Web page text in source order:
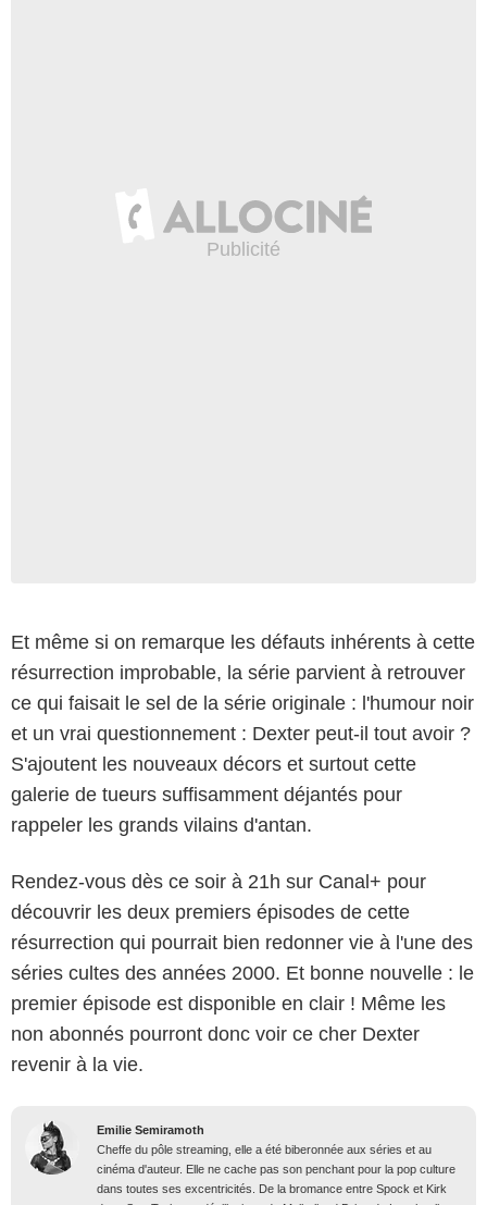
Et même si on remarque les défauts inhérents à cette
résurrection improbable, la série parvient à retrouver
ce qui faisait le sel de la série originale : l'humour noir
et un vrai questionnement : Dexter peut-il tout avoir ?
S'ajoutent les nouveaux décors et surtout cette
galerie de tueurs suffisamment déjantés pour
rappeler les grands vilains d'antan.
Rendez-vous dès ce soir à 21h sur Canal+ pour
découvrir les deux premiers épisodes de cette
résurrection qui pourrait bien redonner vie à l'une des
séries cultes des années 2000. Et bonne nouvelle : le
premier épisode est disponible en clair ! Même les
non abonnés pourront donc voir ce cher Dexter
revenir à la vie.
Emilie Semiramoth
Cheffe du pôle streaming, elle a été biberonnée aux séries et au
cinéma d'auteur. Elle ne cache pas son penchant pour la pop culture
dans toutes ses excentricités. De la bromance entre Spock et Kirk